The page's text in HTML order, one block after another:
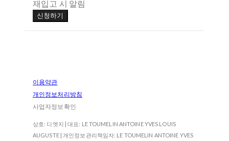
재입고 시 알림
신청하기
이용약관
개인정보처리방침
사업자정보확인
상호: 디엣지 | 대표: LE TOUMELIN ANTOINE YVES LOUIS
AUGUSTE | 개인정보관리책임자: LE TOUMELIN ANTOINE YVES